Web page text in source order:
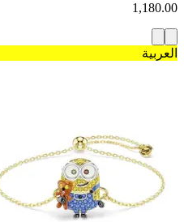
1,180.00
العربية